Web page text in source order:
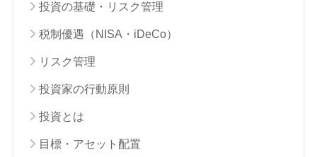
投資の基礎・リスク管理
税制優遇（NISA・iDeCo）
リスク管理
投資家の行動原則
投資とは
目標・アセット配置